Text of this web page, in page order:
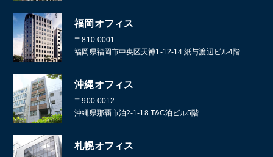
福岡オフィス
〒810-0001
福岡県福岡市中央区天神1-12-14 紙与渡辺ビル4階
沖縄オフィス
〒900-0012
沖縄県那覇市泊2-1-18 T&C泊ビル5階
札幌オフィス